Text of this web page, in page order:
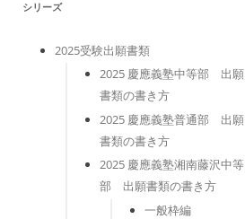
シリーズ
2025受験出願書類
2025 慶應義塾中等部 出願
書類の書き方
2025 慶應義塾普通部 出願
書類の書き方
2025 慶應義塾湘南藤沢中等
部 出願書類の書き方
一般枠編